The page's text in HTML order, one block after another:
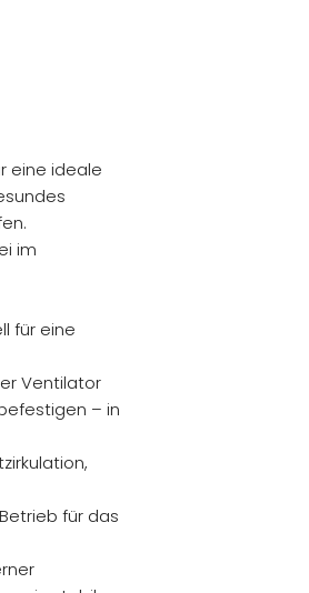
eine ideale
im
für eine
Ventilator
– in
für das